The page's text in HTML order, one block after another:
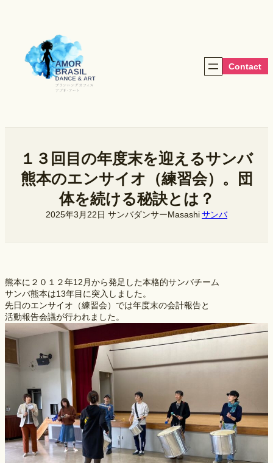
Contact
１３回目の年度末を迎えるサンバ
熊本のエンサイオ（練習会）。団
体を続ける秘訣とは？
2025年3月22日 サンバダンサーMasashi サンバ
熊本に２０１２年12月から発足した本格的サンバチーム
サンバ熊本は13年目に突入しました。
先日のエンサイオ（練習会）では年度末の会計報告と
活動報告会議が行われました。